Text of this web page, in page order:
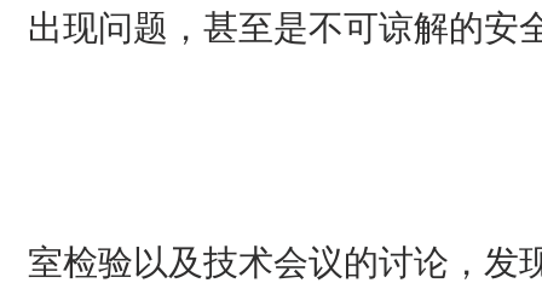
出现问题，甚至是不可谅解的安
室检验以及技术会议的讨论，发